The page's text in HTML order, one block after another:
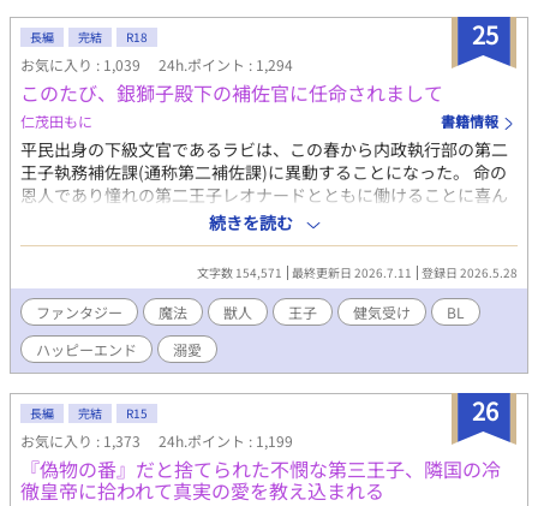
て……？ これは秘密を抱えた次期公爵と、全て失ったら逆に吹っ
切れた元王子のお話です。 嫌われからの溺愛を目指しています。
現在【第13回BL大賞】にエントリーさせていただいております！
お気に召しましたら、ブクマ♡感想、そして投票で応援してくだ
さると嬉しいです！
25
長編 完結 R18
お気に入り : 1,039 24h.ポイント : 1,294
このたび、銀獅子殿下の補佐官に任命されまして
仁茂田もに 書籍情報
平民出身の下級文官であるラビは、この春から内政執行部の第二
王子執務補佐課(通称第二補佐課)に異動することになった。 命の
恩人であり憧れの第二王子レオナードとともに働けることに喜ん
でいたラビだったが、異動初日第二補佐課に行くと何故か誰もい
なかった。 そこで迎えに来た上司コリンに突然「もふもふした動
物は平気だろうか」と訊ねられる。 案内されたレオナードの執務
室で出会ったのは、魔女の呪いで恐ろしい獅子の魔物に姿を変え
られたレオナードだった。 ラビは獅子となったレオナードととも
に働くことになるが、人手不足のせいで侍従まで兼任することに
なり――。 魔女の呪いで獅子になってしまった変人王子×王子に
命を救われ、恩返しがしたい健気な平民補佐官 健気で頑張り屋さ
んなラビと変人と噂されているけど溺愛系のレオナードが少しず
つ距離を縮めつつ、お互いのために呪いを解こうと頑張る話で
す。
続きを読む
文字数 154,571 最終更新日 2026.7.11 登録日 2026.5.28
ファンタジー 魔法 獣人 王子 健気受け
BL
ハッピーエンド
溺愛
26
長編 完結 R15
お気に入り : 1,373 24h.ポイント : 1,199
『偽物の番』だと捨てられた不憫な第三王子、隣国の冷
徹皇帝に拾われて真実の愛を教え込まれる